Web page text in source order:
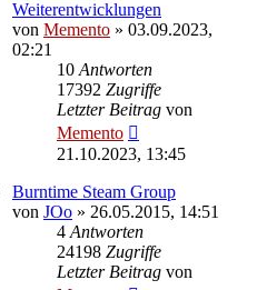
Weiterentwicklungen
von Memento » 03.09.2023,
02:21
10 Antworten
17392 Zugriffe
Letzter Beitrag von
Memento
21.10.2023, 13:45
Burntime Steam Group
von JOo » 26.05.2015, 14:51
4 Antworten
24198 Zugriffe
Letzter Beitrag von